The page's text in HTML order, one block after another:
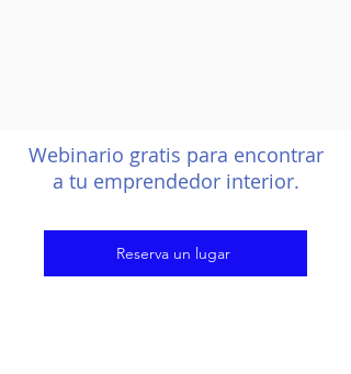
Webinario gratis para encontrar
a tu emprendedor interior.
Reserva un lugar